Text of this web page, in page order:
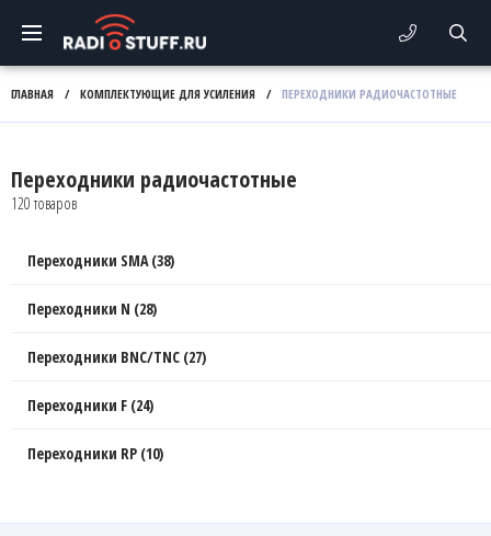
ГЛАВНАЯ / КОМПЛЕКТУЮЩИЕ ДЛЯ УСИЛЕНИЯ / ПЕРЕХОДНИКИ РАДИОЧАСТОТНЫЕ
Переходники радиочастотные
120 товаров
Переходники SMA (38)
Переходники N (28)
Переходники BNC/TNC (27)
Переходники F (24)
Переходники RP (10)